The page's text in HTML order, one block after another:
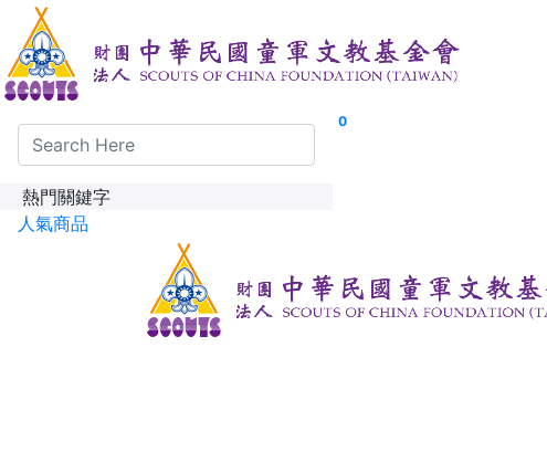
熱門關鍵字
人氣商品
0